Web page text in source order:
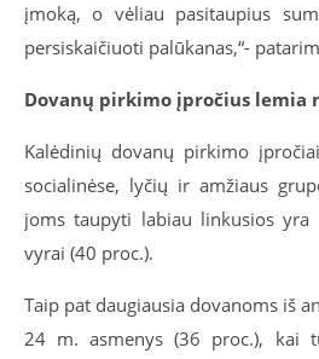
įmoką, o vėliau pasitaupius
persiskaičiuoti palūkanas,“-
Dovanų pirkimo įpročius lemia
Kalėdinių dovanų pirkimo
socialinėse, lyčių ir amžiaus
joms taupyti labiau linkusios yra
vyrai (40 proc.).
Taip pat daugiausia dovanoms iš
24 m. asmenys (36 proc.), kai